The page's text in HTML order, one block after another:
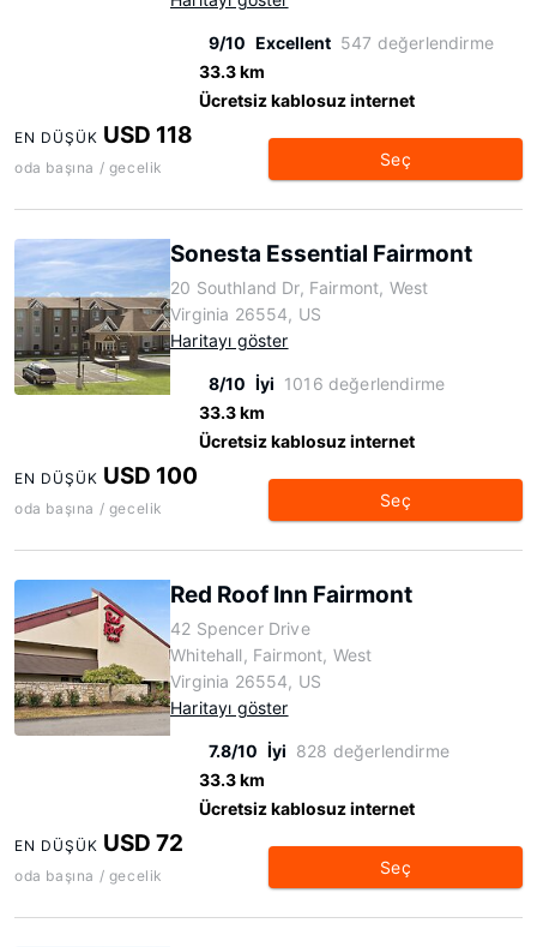
9/10 Excellent 547 değerlendirme
33.3 km
Ücretsiz kablosuz internet
EN DÜŞÜK USD 118
oda başına / gecelik Seç
Sonesta Essential Fairmont
20 Southland Dr, Fairmont, West
Virginia 26554, US
Haritayı göster
8/10 İyi 1016 değerlendirme
33.3 km
Ücretsiz kablosuz internet
EN DÜŞÜK USD 100
oda başına / gecelik Seç
Red Roof Inn Fairmont
42 Spencer Drive
Whitehall, Fairmont, West
Virginia 26554, US
Haritayı göster
7.8/10 İyi 828 değerlendirme
33.3 km
Ücretsiz kablosuz internet
EN DÜŞÜK USD 72
oda başına / gecelik Seç